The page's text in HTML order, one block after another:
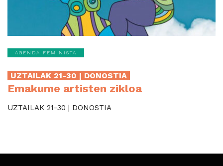
AGENDA FEMINISTA
UZTAILAK 21-30 | DONOSTIA
Emakume artisten zikloa
UZTAILAK 21-30 | DONOSTIA